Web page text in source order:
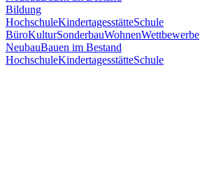
Bildung
HochschuleKindertagesstätteSchule
BüroKulturSonderbauWohnenWettbewerbe
NeubauBauen im Bestand
HochschuleKindertagesstätteSchule